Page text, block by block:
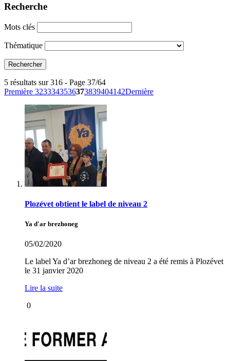
Recherche
Mots clés
Thématique
5 résultats sur 316 - Page 37/64
Première 3233343536373839404142Dernière
Plozévet obtient le label de niveau 2
Ya d'ar brezhoneg
05/02/2020
Le label Ya d’ar brezhoneg de niveau 2 a été remis à Plozévet
le 31 janvier 2020
Lire la suite
0